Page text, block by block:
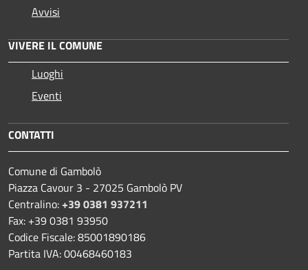
Avvisi
VIVERE IL COMUNE
Luoghi
Eventi
CONTATTI
Comune di Gambolò
Piazza Cavour 3 - 27025 Gambolò PV
Centralino:+39 0381 937211
Fax: +39 0381 93950
Codice Fiscale: 85001890186
Partita IVA: 00468460183